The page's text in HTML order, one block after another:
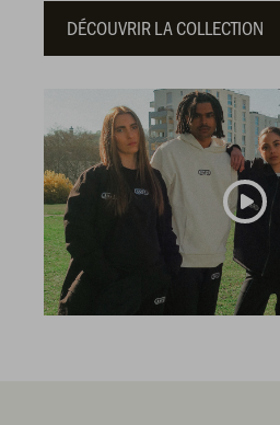
DÉCOUVRIR LA COLLECTION